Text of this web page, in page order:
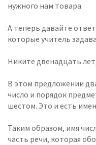
нужного нам товара.
А теперь давайте
которые учитель
Никите двенадцать
В этом предложении
число и порядок
шестом. Это и есть
Таким образом, имя
часть речи, которая